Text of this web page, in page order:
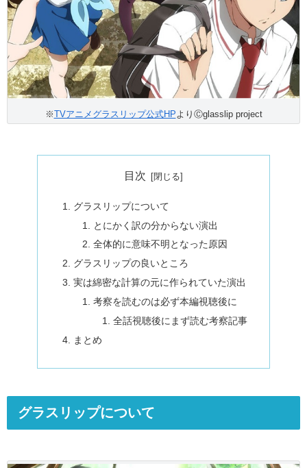
※TVアニメグラスリップ公式HPよりⒸglasslip project
目次
グラスリップについて
とにかく訳の分からない演出
全体的に意味不明となった原因
グラスリップの良いところ
実は綿密な計算の元に作られていた演出
考察を読むのは必ず本編視聴後に
全話視聴後にまず読む考察記事
まとめ
グラスリップについて